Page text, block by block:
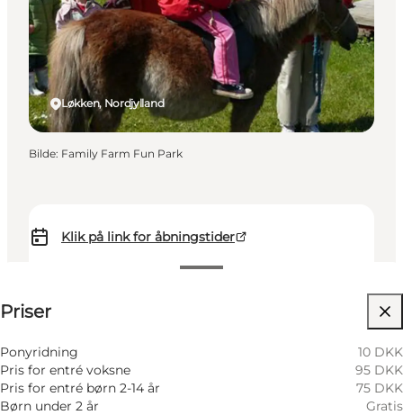
Klik på link for åbningstider
Priser
Ponyridning
10 DKK
Pris for entré voksne
95 DKK
Pris for entré børn 2-14 år
75 DKK
Børn under 2 år
Gratis
Løkken, Nordjylland
Bilde: Family Farm Fun Park